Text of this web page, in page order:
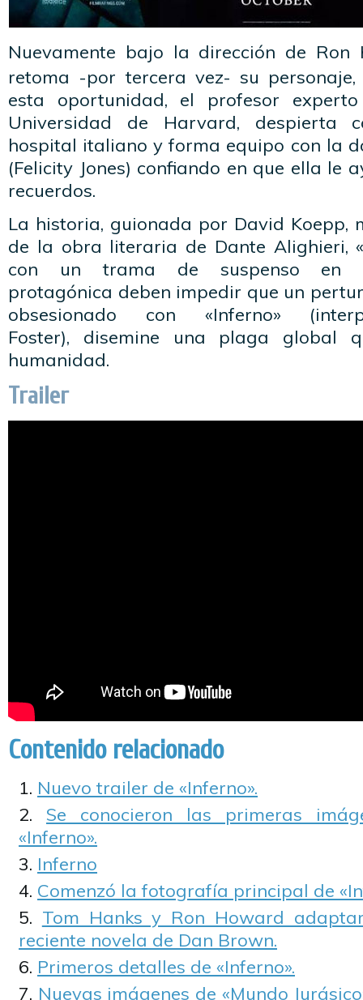
Nuevamente bajo la dirección de
retoma -por tercera vez- su
esta oportunidad, el profesor
Universidad de Harvard, despierta
hospital italiano y forma equipo con la
(Felicity Jones) confiando en que ella le
recuerdos.
La historia, guionada por David Koepp,
de la obra literaria de Dante Alighieri,
con un trama de suspenso
protagónica deben impedir que un
obsesionado con «Inferno»
Foster), disemine una plaga global
humanidad.
Trailer
Contenido relacionado
Nuevo trailer de «Inferno».
Se conocieron las primeras
«Inferno».
Inferno
Comenzó la fotografía principal de
Tom Hanks y Ron Howard
reciente novela de Dan Brown.
Primeros detalles de «Inferno».
Nuevas imágenes de «Mundo